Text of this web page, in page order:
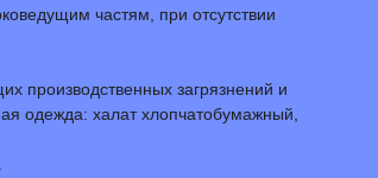
частям, при отсутствии
производственных загрязнений и
одежда: халат хлопчатобумажный,